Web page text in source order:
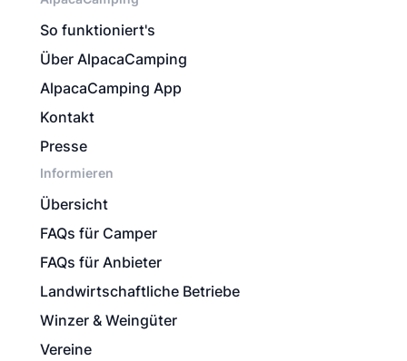
So funktioniert's
Über AlpacaCamping
AlpacaCamping App
Kontakt
Presse
Informieren
Übersicht
FAQs für Camper
FAQs für Anbieter
Landwirtschaftliche Betriebe
Winzer & Weingüter
Vereine